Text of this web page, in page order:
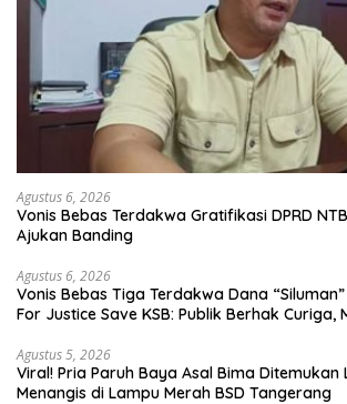
Agustus 6, 2026
Vonis Bebas Terdakwa Gratifikasi DPRD
Ajukan Banding
Agustus 6, 2026
Vonis Bebas Tiga Terdakwa Dana “Siluman”
For Justice Save KSB: Publik Berhak Curiga,
Agustus 5, 2026
Viral! Pria Paruh Baya Asal Bima Ditemukan
Menangis di Lampu Merah BSD Tangerang